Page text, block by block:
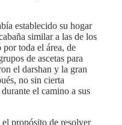
establecido su hogar
similar a las de los
por toda el área, de
de ascetas para
el darshan y la gran
no sin cierta
el camino a sus
propósito de resolver